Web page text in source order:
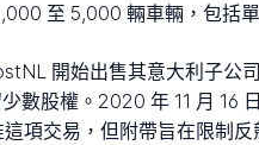
至 5,000 輛車輛，包括
開始出售其意大利子公
數股權。2020 年 11 月 16
項交易，但附帶旨在限制